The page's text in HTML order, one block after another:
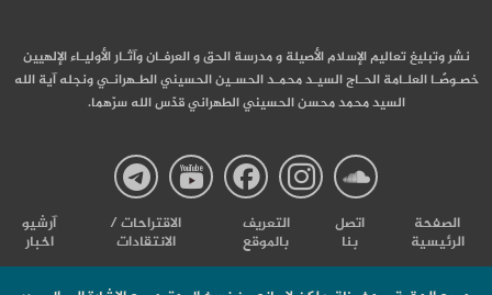
نشر وتبليغ تعاليم الإسلام الأصيلة و مدرسة الحق و العرفـان وآثـار الأوليـاء الإلهيين
خصـوصًـا العلـامة الحـاج السيـد محمـد الحسـين الحسيني الطـهرانـي ونجله آية الله
السيد محمد محسن الحسيني الطهراني قدّس الله سرّهما.
صفحة
صفحة
صفحة
صفحة
الصفحة
الرئيسية
اتصل
بنا
التعریف
بالموقع
الاقتراحات /
الانتقادات
آرشیو
اخبار